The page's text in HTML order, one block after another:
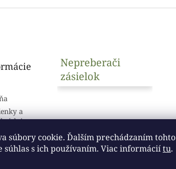
súbory cookie. Ďalším prechádzaním tohto
s ich používaním. Viac informáciítu.
a
údajov
Nepreberači
zásielok